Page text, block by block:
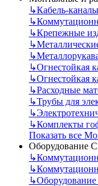
↳Кабель-
↳
↳Крепежные
↳
↳
↳Огнестойкая
↳Огнестойкая
↳Расходные
↳Трубы для
↳
↳Комплекты
Показать все
Оборудование
↳
↳
↳